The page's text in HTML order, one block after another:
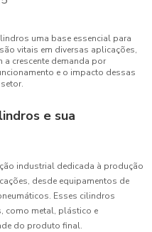
uma base essencial para
vitais em diversas aplicações,
a crescente demanda por
e o impacto dessas
e sua
industrial dedicada à produção
desde equipamentos de
Esses cilindros
como metal, plástico e
do produto final.